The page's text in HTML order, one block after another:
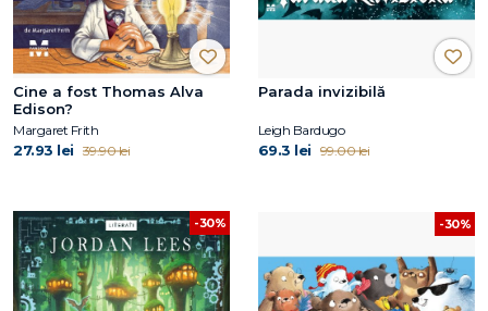
Cine a fost Thomas Alva
Edison?
Margaret Frith
27.93 lei 39.90 lei
Parada invizibilă
Leigh Bardugo
69.3 lei 99.00 lei
-30% -30%